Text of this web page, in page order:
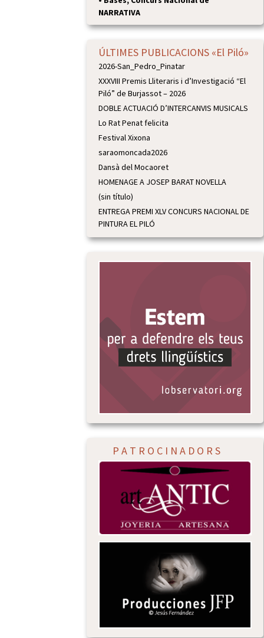
NARRATIVA
ÚLTIMES PUBLICACIONS «El Piló»
2026-San_Pedro_Pinatar
XXXVIII Premis Lliteraris i d’Investigació “El
Piló” de Burjassot – 2026
DOBLE ACTUACIÓ D’INTERCANVIS MUSICALS
Lo Rat Penat felicita
Festival Xixona
saraomoncada2026
Dansà del Mocaoret
HOMENAGE A JOSEP BARAT NOVELLA
(sin título)
ENTREGA PREMI XLV CONCURS NACIONAL DE
PINTURA EL PILÓ
P A T R O C I N A D O R S